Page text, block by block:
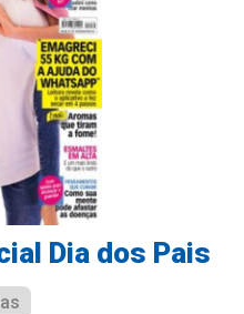
Dia dos Pais